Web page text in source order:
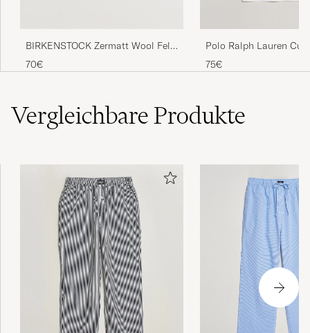
BIRKENSTOCK Zermatt Wool Felt
Light Grey
70€
Polo Ralph Lauren
Fit Tee White
75€
VergleichbareProdukte